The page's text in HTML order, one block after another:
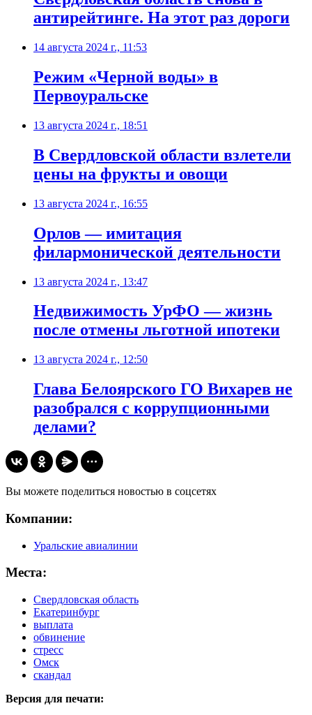
антирейтинге. На этот раз дороги
14 августа 2024 г., 11:53
Режим «Черной воды» в
Первоуральске
13 августа 2024 г., 18:51
В Свердловской области взлетели
цены на фрукты и овощи
13 августа 2024 г., 16:55
Орлов — имитация
филармонической деятельности
13 августа 2024 г., 13:47
Недвижимость УрФО — жизнь
после отмены льготной ипотеки
13 августа 2024 г., 12:50
Глава Белоярского ГО Вихарев не
разобрался с коррупционными
делами?
Вы можете поделиться новостью в соцсетях
Компании:
Уральские авиалинии
Места:
Свердловская область
Екатеринбург
выплата
обвинение
стресс
Омск
скандал
Версия для печати: